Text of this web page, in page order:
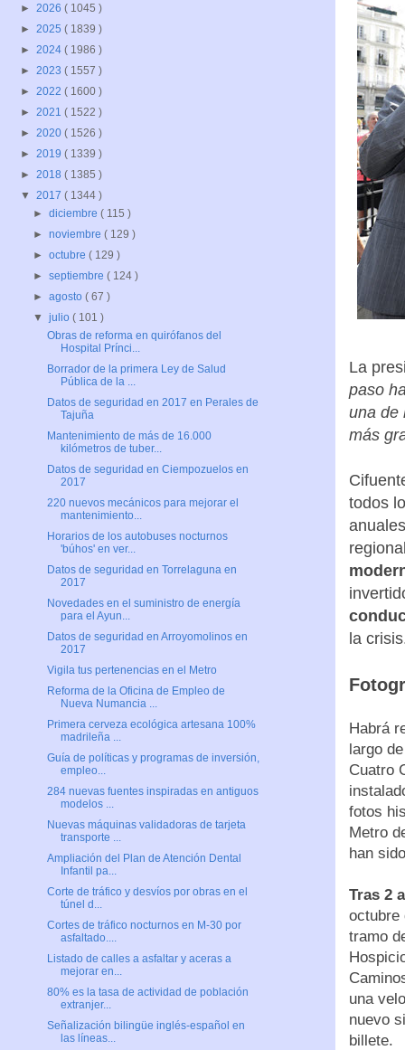
La
paso
una de
más
todos
la
Habrá
largo
Cuatro
fotos
Metro
han
Tras 2
octubre
tramo
una
nuevo
billete.
► 2026 ( 1045 )
► 2025 ( 1839 )
► 2024 ( 1986 )
► 2023 ( 1557 )
► 2022 ( 1600 )
► 2021 ( 1522 )
► 2020 ( 1526 )
► 2019 ( 1339 )
► 2018 ( 1385 )
▼ 2017 ( 1344 )
►diciembre( 115 )
►noviembre( 129 )
►octubre( 129 )
►septiembre( 124 )
►agosto( 67 )
▼julio( 101 )
Obras de reforma en quirófanos del
Hospital Prínci...
Borrador de la primera Ley de Salud
Pública de la ...
Datos de seguridad en 2017 en Perales de
Tajuña
Mantenimiento de más de 16.000
kilómetros de tuber...
Datos de seguridad en Ciempozuelos en
2017
220 nuevos mecánicos para mejorar el
mantenimiento...
Horarios de los autobuses nocturnos
'búhos' en ver...
Datos de seguridad en Torrelaguna en
2017
Novedades en el suministro de energía
para el Ayun...
Datos de seguridad en Arroyomolinos en
2017
Vigila tus pertenencias en el Metro
Reforma de la Oficina de Empleo de
Nueva Numancia ...
Primera cerveza ecológica artesana 100%
madrileña ...
Guía de políticas y programas de inversión,
empleo...
284 nuevas fuentes inspiradas en antiguos
modelos ...
Nuevas máquinas validadoras de tarjeta
transporte ...
Ampliación del Plan de Atención Dental
Infantil pa...
Corte de tráfico y desvíos por obras en el
túnel d...
Cortes de tráfico nocturnos en M-30 por
asfaltado....
Listado de calles a asfaltar y aceras a
mejorar en...
80% es la tasa de actividad de población
extranjer...
Señalización bilingüe inglés-español en
las líneas...